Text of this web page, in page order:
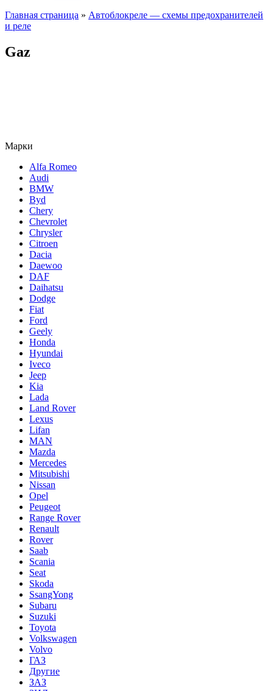
Главная страница » Автоблокреле — схемы предохранителей
и реле
Gaz
Марки
Alfa Romeo
Audi
BMW
Byd
Chery
Chevrolet
Chrysler
Citroen
Dacia
Daewoo
DAF
Daihatsu
Dodge
Fiat
Ford
Geely
Honda
Hyundai
Iveco
Jeep
Kia
Lada
Land Rover
Lexus
Lifan
MAN
Mazda
Mercedes
Mitsubishi
Nissan
Opel
Peugeot
Range Rover
Renault
Rover
Saab
Scania
Seat
Skoda
SsangYong
Subaru
Suzuki
Toyota
Volkswagen
Volvo
ГАЗ
Другие
ЗАЗ